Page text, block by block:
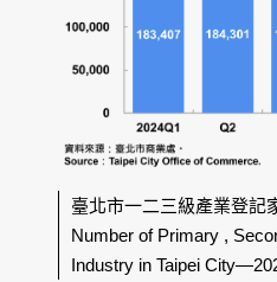
臺北市一二三級產業登記
Number of Primary ,
Industry in Taipei